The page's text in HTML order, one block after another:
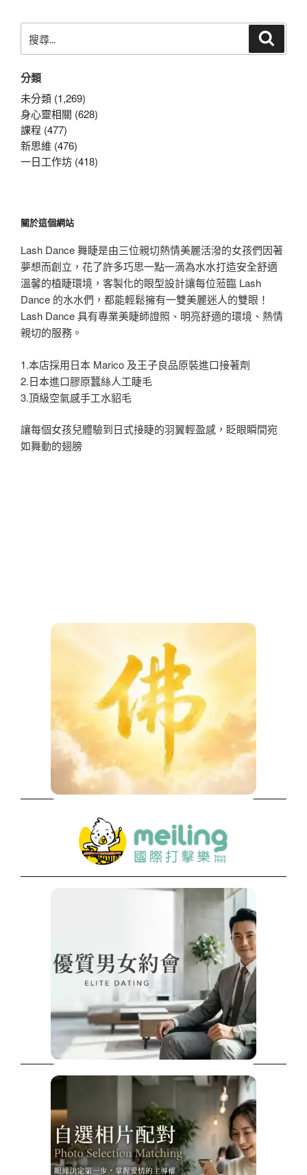
尋
鍵
字:
分類
未分類 (1,269)
身心靈相關 (628)
課程 (477)
新思維 (476)
一日工作坊 (418)
關於這個網站
Lash Dance 舞睫是由三位親切熱情美麗活潑的女孩們因著
夢想而創立，花了許多巧思一點一滴為水水打造安全舒適
溫馨的植睫環境，客製化的眼型設計讓每位蒞臨 Lash
Dance 的水水們，都能輕鬆擁有一雙美麗迷人的雙眼！
Lash Dance 具有專業美睫師證照、明亮舒適的環境、熱情
親切的服務。
1.本店採用日本 Marico 及王子良品原裝進口接著劑
2.日本進口膠原蠶絲人工睫毛
3.頂級空氣感手工水貂毛
讓每個女孩兒體驗到日式接睫的羽翼輕盈感，眨眼瞬間宛
如舞動的翅膀